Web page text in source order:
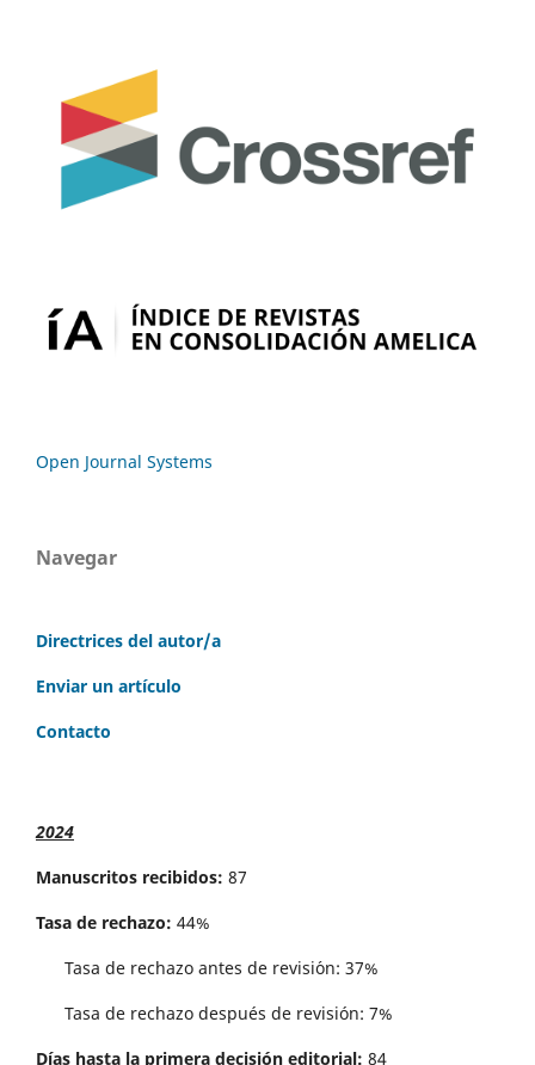
Open Journal Systems
Navegar
Directrices del autor/a
Enviar un artículo
Contacto
2024
Manuscritos recibidos: 87
Tasa de rechazo: 44%
Tasa de rechazo antes de revisi´on: 37%
Tasa de rechazo después de revisión: 7%
Días hasta la primera decisión editorial: 84